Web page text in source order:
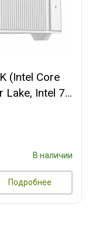
(Intel Core
Lake, Intel 7,
ОЗУ (2
В наличии
Подробнее